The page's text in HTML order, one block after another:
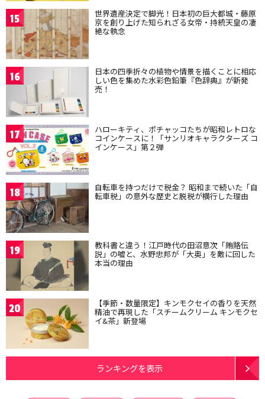
15 世界遺産決定で脚光！日本初の巨大都城・藤原
京を創り上げた知られざる女帝・持統天皇の凄
絶な執念
16 日本の四季折々の植物や情景を描くことに相応
しい色を集めた水彩色鉛筆『色辞典』が新発
売！
17 ハローキティ、ポチャッコたちが昭和レトロな
コインケースに！「サンリオキャラクターズ コ
インケース」第２弾
18 自転車を持つだけで税金？ 昭和まで続いた「自
転車税」の意外な歴史と脱税が横行した理由
19 教科書と違う！江戸時代の田沼意次「賄賂伝
説」の嘘と、水野忠邦が「大奥」を敵に回した
本当の理由
20 【季節・数量限定】キンモクセイの香りを天然
精油で再現した「スチームクリーム キンモクセ
イ&茶」新登場
ランキングを表示